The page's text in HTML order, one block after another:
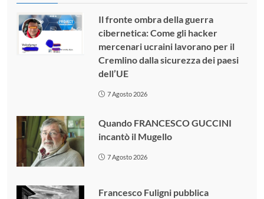
Il fronte ombra della guerra
cibernetica: Come gli hacker
mercenari ucraini lavorano per il
Cremlino dalla sicurezza dei paesi
dell’UE
7 Agosto 2026
Quando FRANCESCO GUCCINI
incantò il Mugello
7 Agosto 2026
Francesco Fuligni pubblica